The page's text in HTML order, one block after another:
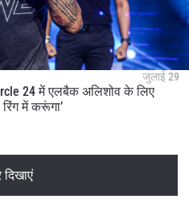
जुलाई 29
24 में एलबैक अलिशोव के लिए
में करूंगा’